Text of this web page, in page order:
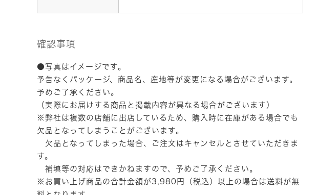
確認事項
●写真はイメージです。
予告なくパッケージ、商品名、産地等が変更になる場合がございます。
予めご了承ください。
（実際にお届けする商品と掲載内容が異なる場合がございます）
※弊社は複数の店舗に出店しているため、購入時に在庫がある場合でも
欠品となってしまうことがございます。
欠品となってしまった場合、ご注文はキャンセルとさせていただきま
す。
補填等の対応はできかねますので、予めご了承ください。
※お買い上げ商品の合計金額が3,980円（税込）以上の場合は送料が無